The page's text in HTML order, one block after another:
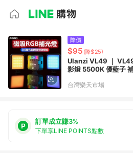
降價
$95 (降$25)
Ulanzi VL49 ｜
影燈 5500K 優藍子
台灣樂天市場
訂單成立賺3%
下單享LINE POINTS點數